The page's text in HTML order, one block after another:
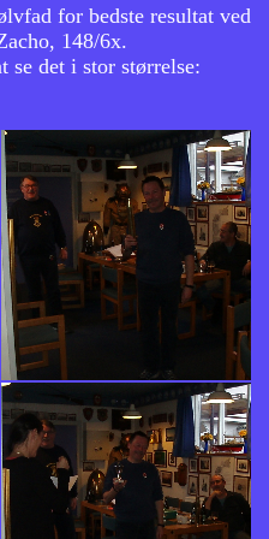
for bedste resultat ved
148/6x.
det i stor størrelse: